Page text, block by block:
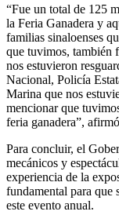
“Fue un total de 125
la Feria Ganadera y
familias sinaloenses
que tuvimos, también
nos estuvieron
Nacional, Policía
Marina que nos
mencionar que
feria ganadera”,
Para concluir, el
mecánicos y
experiencia de la
fundamental para que
este evento anual.